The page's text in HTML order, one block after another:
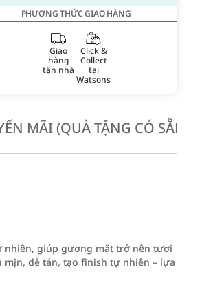
PHƯƠNG THỨC GIAO HÀNG
Giao
hàng
tận nhà
Click &
Collect
tại
Watsons
MÃI (QUÀ TẶNG CÓ SẴN
nhiên, giúp gương mặt trở nên tươi
dễ tán, tạo finish tự nhiên – lựa